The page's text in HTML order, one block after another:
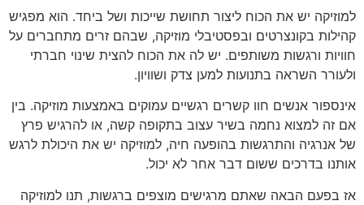
למוזיקה יש את הכוח ליצור תחושת שייכות ושל ביחד. הוא מפגיש
קהילות בקונצרטים ובפסטיבלי מוזיקה, שבהם זרים מתחברים על
חוויות ורגשות משותפים. יש לה את הכוח להצית שינוי חברתי
ולעורר השראה בתנועות למען צדק ושוויון.
אינספור אנשים חוו קשרים רגשיים עמוקים באמצעות מוזיקה. בין
אם זה למצוא נחמה בשיר עצוב בתקופה קשה, או להרגיש פרץ
של אנרגיה והתרגשות בהופעה חיה, למוזיקה יש את היכולת לרגש
אותנו בדרכים ששום דבר אחר לא יכול.
אז בפעם הבאה שאתם מרגישים מוצפים ברגשות, תנו למוזיקה